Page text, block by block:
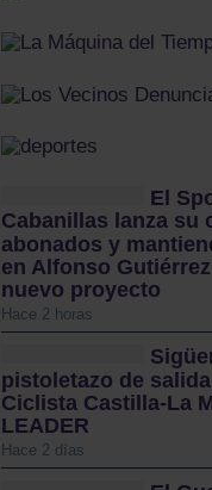
El
Cabanillas lanza su
abonados y
en Alfonso Gutiérrez
nuevo proyecto
Hace 2 horas
pistoletazo de
Ciclista Castilla-La
LEADER
Hace 2 días